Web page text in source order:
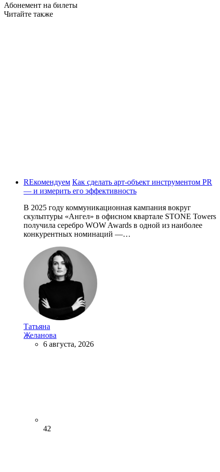
Абонемент на билеты
Читайте также
REкомендуем Как сделать арт-объект инструментом PR
— и измерить его эффективность
В 2025 году коммуникационная кампания вокруг
скульптуры «Ангел» в офисном квартале STONE Towers
получила серебро WOW Awards в одной из наиболее
конкурентных номинаций —…
Татьяна
Желанова
6 августа, 2026
42